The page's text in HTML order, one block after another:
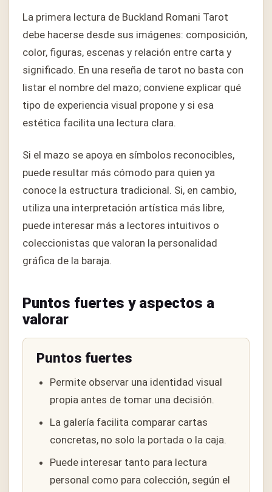
La primera lectura de Buckland Romani Tarot
debe hacerse desde sus imágenes: composición,
color, figuras, escenas y relación entre carta y
significado. En una reseña de tarot no basta con
listar el nombre del mazo; conviene explicar qué
tipo de experiencia visual propone y si esa
estética facilita una lectura clara.
Si el mazo se apoya en símbolos reconocibles,
puede resultar más cómodo para quien ya
conoce la estructura tradicional. Si, en cambio,
utiliza una interpretación artística más libre,
puede interesar más a lectores intuitivos o
coleccionistas que valoran la personalidad
gráfica de la baraja.
Puntos fuertes y aspectos a
valorar
Puntos fuertes
Permite observar una identidad visual
propia antes de tomar una decisión.
La galería facilita comparar cartas
concretas, no solo la portada o la caja.
Puede interesar tanto para lectura
personal como para colección, según el